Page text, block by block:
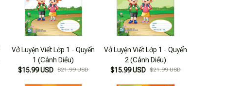
Vở Luyện Viết Lớp 1 - Quyển
1 (Cánh Diều)
$15.99 USD
$21.99 USD
Vở Luyện Viết Lớp 1 - Quyển
2 (Cánh Diều)
$15.99 USD $21.99 USD